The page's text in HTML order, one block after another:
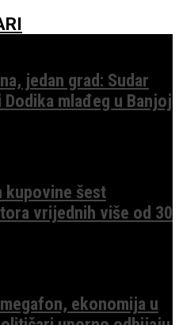
jedan grad: Sudar
mlađeg u Banjoj
kupovine šest
vrijednih više od 30
ekonomija u